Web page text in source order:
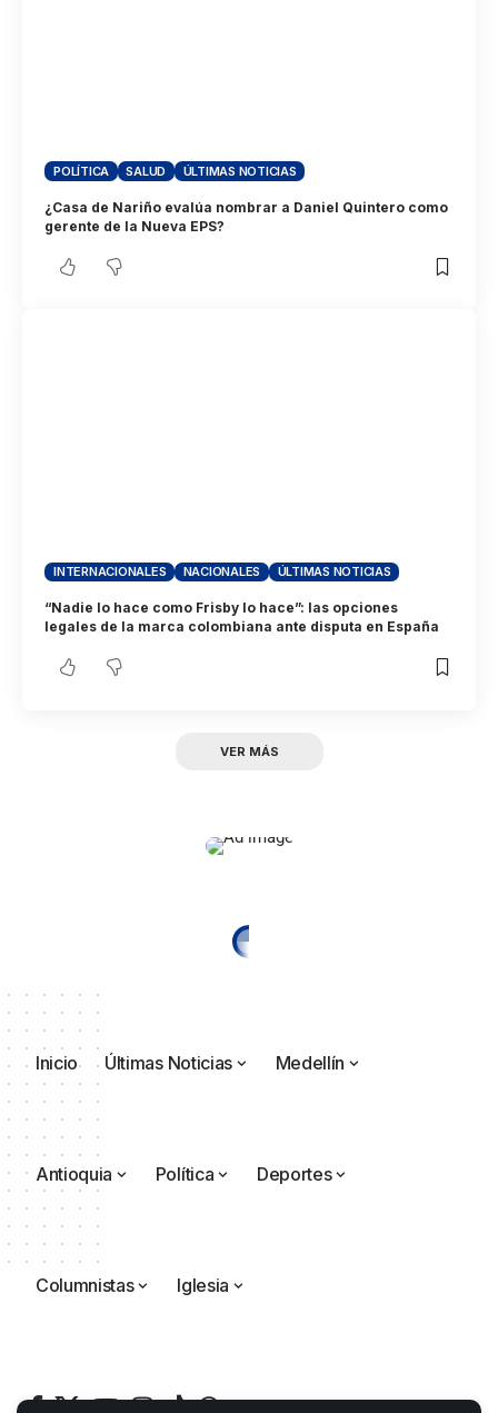
POLÍTICA SALUD ÚLTIMAS NOTICIAS
¿Casa de Nariño evalúa nombrar a Daniel Quintero como
gerente de la Nueva EPS?
INTERNACIONALES NACIONALES ÚLTIMAS NOTICIAS
“Nadie lo hace como Frisby lo hace”: las opciones
legales de la marca colombiana ante disputa en España
VER MÁS
Inicio Últimas Noticias Medellín
Antioquia Política Deportes
Columnistas Iglesia